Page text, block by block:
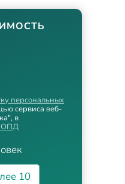
10
персональных
сервиса веб-
в
ОПД